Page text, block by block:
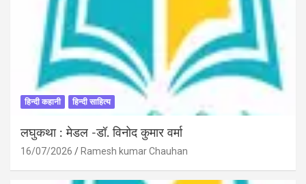
हिन्दी कहानी हिन्दी साहित्य
लघुकथा : मेडल -डॉ. विनोद कुमार वर्मा
16/07/2026 Ramesh kumar Chauhan